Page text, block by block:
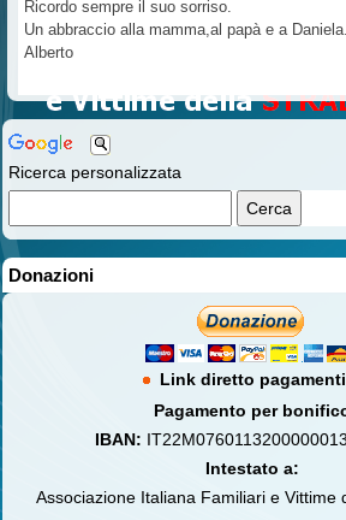
Ricerca personalizzata
Donazioni
Link diretto pagamenti
Pagamento per
IBAN:
Intestato a:
Associazione Italiana Familiari e Vittime
Ricordo sempre il suo sorriso.
Un abbraccio alla mamma,al papà e a Daniela.
Alberto